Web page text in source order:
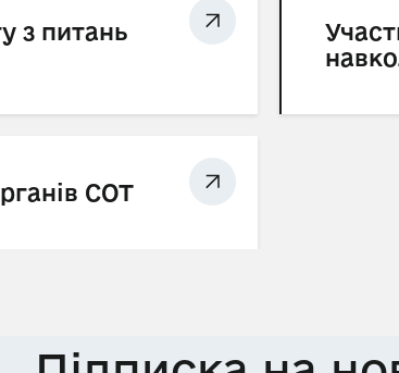
з питань
СОТ